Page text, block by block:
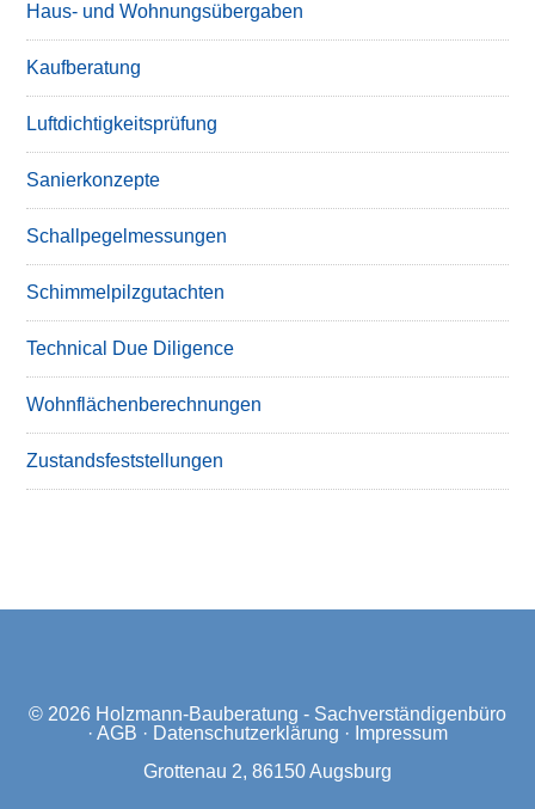
Haus- und Wohnungsübergaben
Kaufberatung
Luftdichtigkeitsprüfung
Sanierkonzepte
Schallpegelmessungen
Schimmelpilzgutachten
Technical Due Diligence
Wohnflächenberechnungen
Zustandsfeststellungen
© 2026 Holzmann-Bauberatung - Sachverständigenbüro
· AGB · Datenschutzerklärung · Impressum
Grottenau 2, 86150 Augsburg